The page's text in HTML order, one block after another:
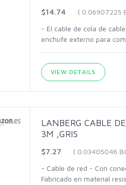
$14.74
( 0.06907225
- El cable de cola de
enchufe externo para
VIEW DETAILS
LANBERG CABLE
3M ,GRIS
$7.27
( 0.03405046
- Cable de red - Con
Fabricado en material